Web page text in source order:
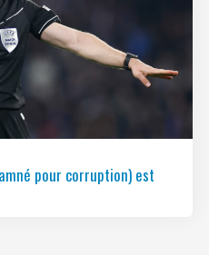
pour corruption) est